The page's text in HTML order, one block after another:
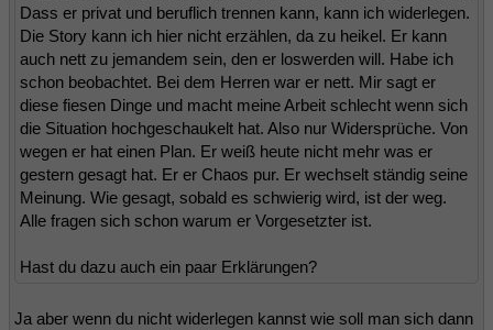
Dass er privat und beruflich trennen kann, kann ich widerlegen.
Die Story kann ich hier nicht erzählen, da zu heikel. Er kann
auch nett zu jemandem sein, den er loswerden will. Habe ich
schon beobachtet. Bei dem Herren war er nett. Mir sagt er
diese fiesen Dinge und macht meine Arbeit schlecht wenn sich
die Situation hochgeschaukelt hat. Also nur Widersprüche. Von
wegen er hat einen Plan. Er weiß heute nicht mehr was er
gestern gesagt hat. Er er Chaos pur. Er wechselt ständig seine
Meinung. Wie gesagt, sobald es schwierig wird, ist der weg.
Alle fragen sich schon warum er Vorgesetzter ist.
Hast du dazu auch ein paar Erklärungen?
Ja aber wenn du nicht widerlegen kannst wie soll man sich dann